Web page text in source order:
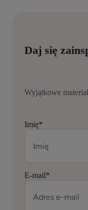
Daj się
Wyjątkowe
Imię*
E-mail*